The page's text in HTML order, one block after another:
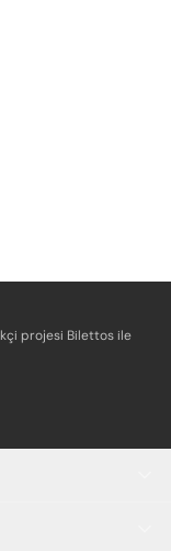
projesi Bilettos ile